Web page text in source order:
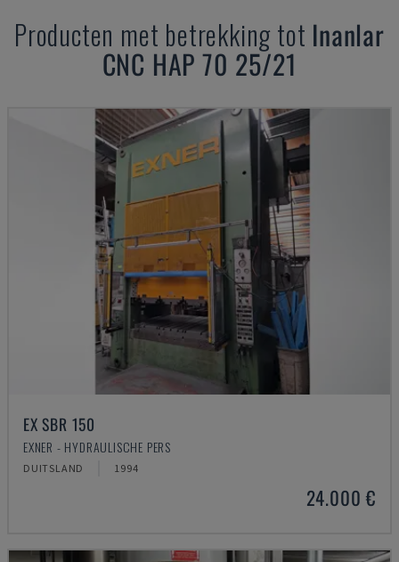
Producten met betrekking tot Inanlar
CNC HAP 70 25/21
EX SBR 150
EXNER - HYDRAULISCHE PERS
DUITSLAND 1994
24.000 €